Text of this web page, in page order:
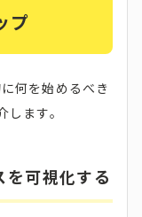
プ
何を始めるべき
ます。
可視化する